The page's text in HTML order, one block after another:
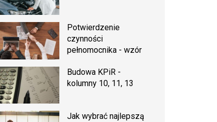
Potwierdzenie
czynności
pełnomocnika - wzór
Budowa KPiR -
kolumny 10, 11, 13
Jak wybrać najlepszą